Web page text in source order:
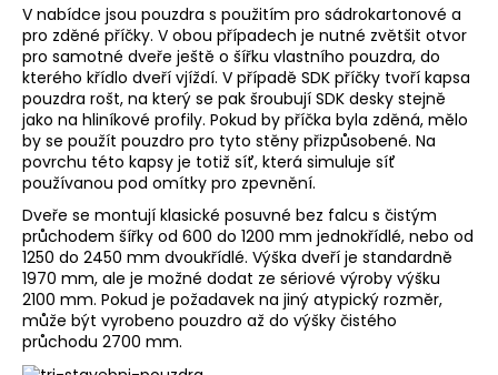
V nabídce jsou pouzdra s použitím pro sádrokartonové a
pro zděné příčky. V obou případech je nutné zvětšit otvor
pro samotné dveře ještě o šířku vlastního pouzdra, do
kterého křídlo dveří vjíždí. V případě SDK příčky tvoří kapsa
pouzdra rošt, na který se pak šroubují SDK desky stejně
jako na hliníkové profily. Pokud by příčka byla zděná, mělo
by se použít pouzdro pro tyto stěny přizpůsobené. Na
povrchu této kapsy je totiž síť, která simuluje síť
používanou pod omítky pro zpevnění.
Dveře se montují klasické posuvné bez falcu s čistým
průchodem šířky od 600 do 1200 mm jednokřídlé, nebo od
1250 do 2450 mm dvoukřídlé. Výška dveří je standardně
1970 mm, ale je možné dodat ze sériové výroby výšku
2100 mm. Pokud je požadavek na jiný atypický rozměr,
může být vyrobeno pouzdro až do výšky čistého
průchodu 2700 mm.
j
í
t
?
HLEDAT
D
o